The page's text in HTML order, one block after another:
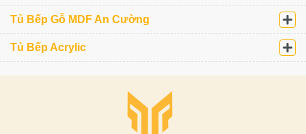
Tủ Bếp Gỗ MDF An Cường
Tủ Bếp Acrylic